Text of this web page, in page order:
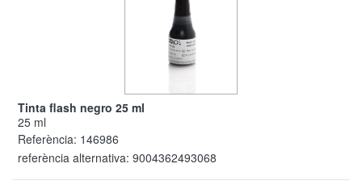
Tinta flash negro 25 ml
25 ml
Referència: 146986
referència alternativa: 9004362493068